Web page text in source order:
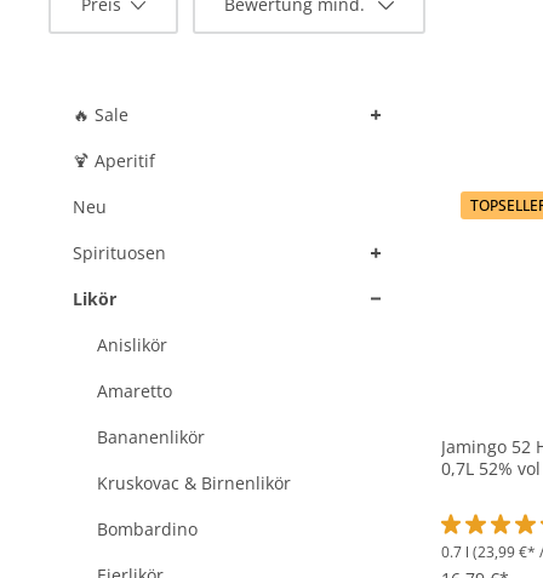
Ihr umfassender Ratgeber zu Ingwerlikör
scharf bis hin zu sanft und süß reichen. Dieser
Anwendungen – von Cocktails bis hin zu Desserts. Ob
🔥 Sale +
🍹 Aperitif
Neu
Spirituosen
+
Likör
Anislikör
Amaretto
Bananenlikör
Kruskovac & Birnenlikör
Bombardino
Jamingo 52
0,7L 52% vol
0.7 l (23,99 €*